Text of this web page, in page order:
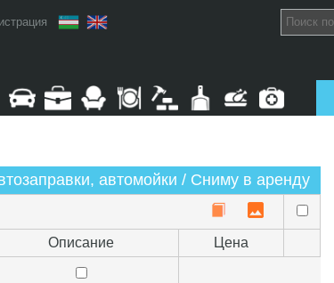
автомойки / Сниму в аренду
Описание Цена